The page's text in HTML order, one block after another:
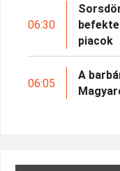
06:30
piacok
06:05
A